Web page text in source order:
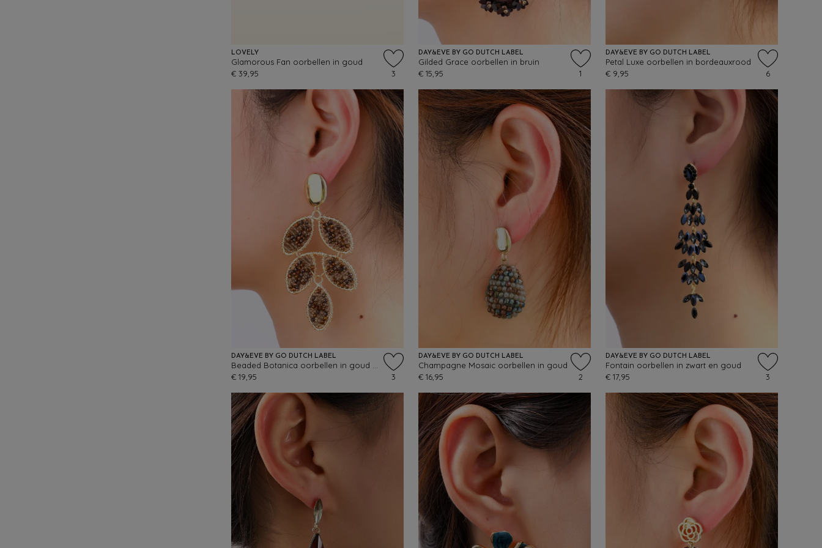
LOVELY
Glamorous Fan oorbellen in goud
€ 39,95
3
DAY&EVE BY GO DUTCH LABEL
Gilded Grace oorbellen in bruin
€ 15,95
1
DAY&EVE BY GO DUTCH LABEL
Petal Luxe oorbellen in bordeauxrood
€ 9,95
6
DAY&EVE BY GO DUTCH LABEL
€ 19,95
3
DAY&EVE BY GO DUTCH LABEL
Champagne Mosaic oorbellen in goud
€ 16,95
2
DAY&EVE BY GO DUTCH LABEL
Fontain oorbellen in zwart en goud
€ 17,95
3